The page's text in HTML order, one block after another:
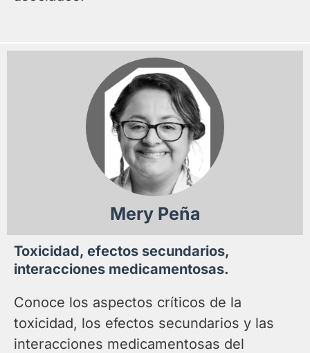
Mery Peña
Toxicidad, efectos secundarios,
interacciones medicamentosas.
Conoce los aspectos críticos de la
toxicidad, los efectos secundarios y las
interacciones medicamentosas del